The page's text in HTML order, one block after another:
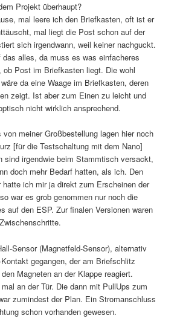
Projekt überhaupt?
mal leere ich den Briefkasten, oft ist er
mal liegt die Post schon auf der
sich irgendwann, weil keiner nachguckt.
das alles, da muss es was einfacheres
ob Post im Briefkasten liegt. Die wohl
da eine Waage im Briefkasten, deren
zeigt. Ist aber zum Einen zu leicht und
nicht wirklich ansprechend.
meiner Großbestellung lagen hier noch
[für die Testschaltung mit dem Nano]
sind irgendwie beim Stammtisch versackt,
doch mehr Bedarf hatten, als ich. Den
hatte ich mir ja direkt zum Erscheinen der
war es grob genommen nur noch die
auf den ESP. Zur finalen Versionen waren
Sensor (Magnetfeld-Sensor), alternativ
gegangen, der am Briefschlitz
Magneten an der Klappe reagiert.
an der Tür. Die dann mit PullUps zum
zumindest der Plan. Ein Stromanschluss
schon vorhanden gewesen.